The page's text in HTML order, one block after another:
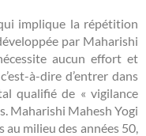
implique la répétition
par Maharishi
aucun effort et
à-dire d’entrer dans
qualifié de « vigilance
Maharishi Mahesh Yogi
au milieu des années 50,